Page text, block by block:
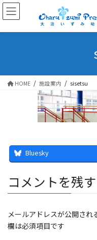
HOME 施設案内 sisetsu
Bluesky
コメントを残す
メールアドレスが公開され
欄は必須項目です